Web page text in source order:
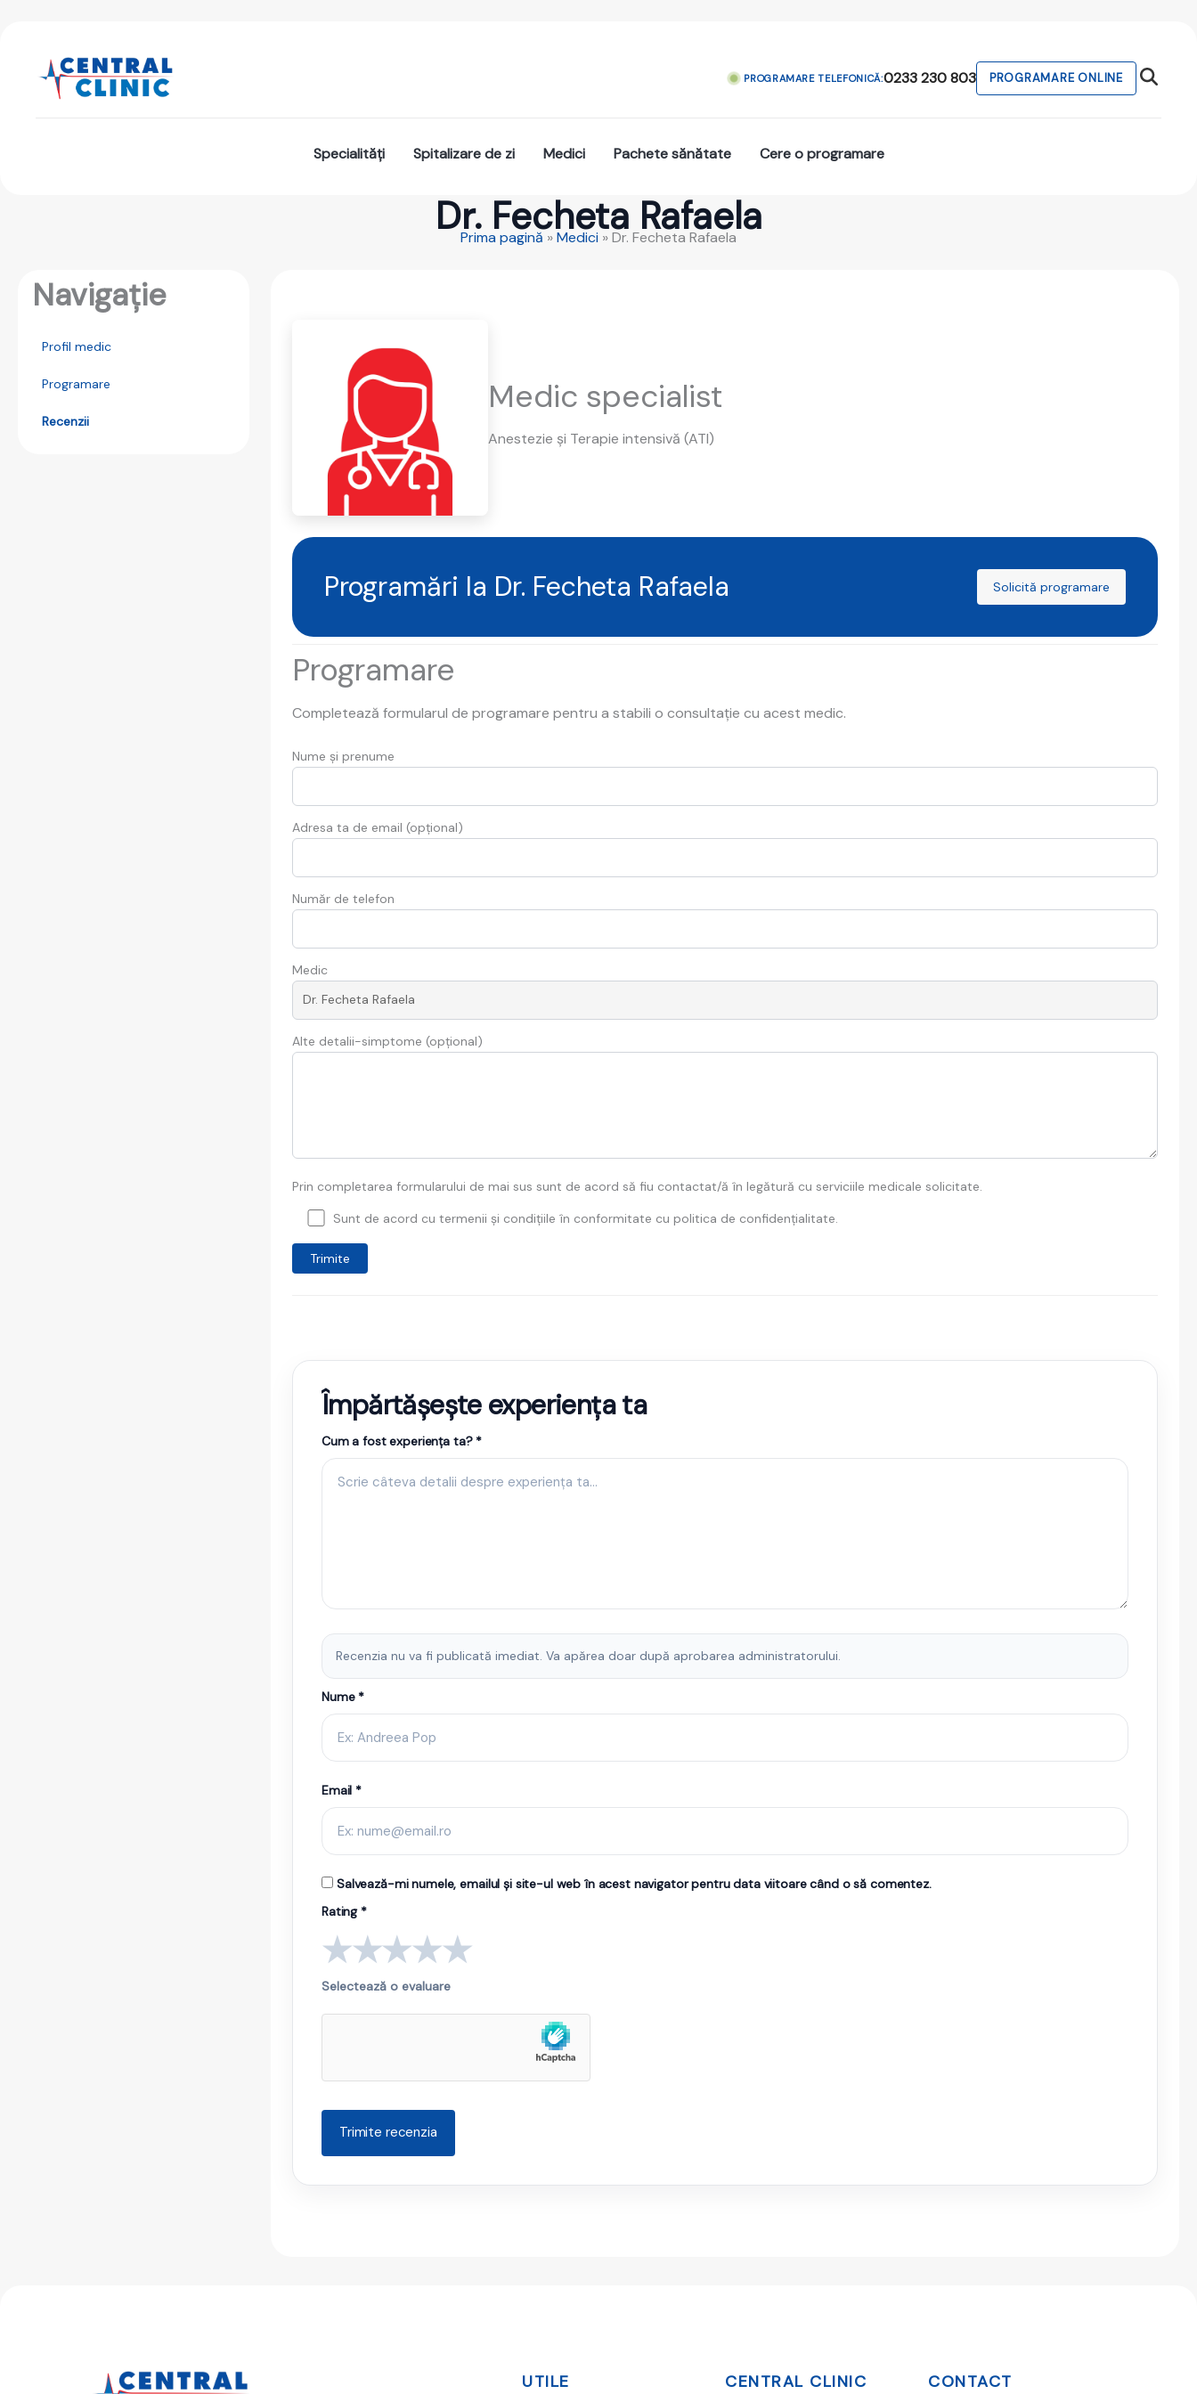
content
PROGRAMARE TELEFONICĂ:0233 230 803 PROGRAMARE ONLINE
Specialități Spitalizare de zi Medici Pachete sănătate Cere o programare
Dr. Fecheta Rafaela
Prima pagină »Medici »Dr. Fecheta Rafaela
Navigație
Profil medic
Programare
Recenzii
Medic specialist
Anestezie și Terapie intensivă (ATI)
Programări la Dr. Fecheta Rafaela Solicită programare
Programare
Completează formularul de programare pentru a stabili o consultație cu acest medic.
Nume și prenume
Adresa ta de email (opțional)
Număr de telefon
Medic
Alte detalii-simptome (opțional)
Prin completarea formularului de mai sus sunt de acord să fiu contactat/ă în legătură cu serviciile medicale solicitate.
Sunt de acord cu termenii și condițiile în conformitate cu politica de confidențialitate.
Împărtășește experiența ta
Cum a fost experiența ta? *
Recenzia nu va fi publicată imediat. Va apărea doar după aprobarea administratorului.
Nume *
Email *
Salvează-mi numele, emailul și site-ul web în acest navigator pentru data viitoare când o să comentez.
Rating *
★
★
★
★
★
Selectează o evaluare
UTILE CENTRAL CLINIC CONTACT